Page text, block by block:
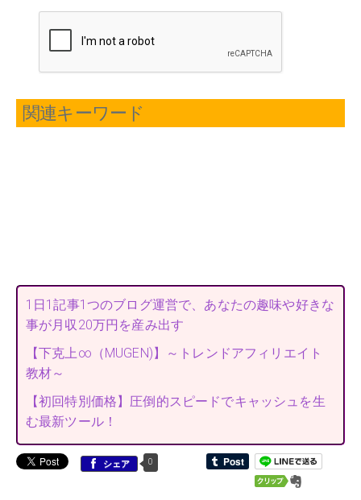
関連キーワード
1日1記事1つのブログ運営で、あなたの趣味や好きな
事が月収20万円を産み出す
【下克上∞（MUGEN)】～トレンドアフィリエイト
教材～
【初回特別価格】圧倒的スピードでキャッシュを生
む最新ツール！
シェア 0